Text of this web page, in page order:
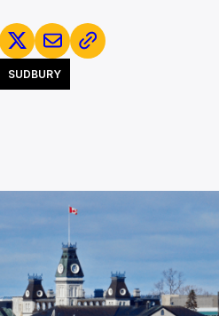
SUDBURY